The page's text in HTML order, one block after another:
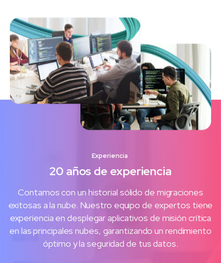
Experiencia
20 años de experiencia
Contamos con un historial sólido de migraciones
exitosas a la nube. Nuestro equipo de expertos tiene
experiencia en desplegar aplicativos de misión crítica
en las principales nubes, garantizando un rendimiento
óptimo y la seguridad de tus datos.